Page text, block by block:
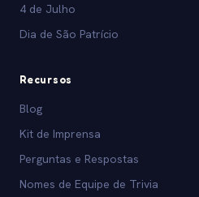
4 de Julho
Dia de São Patrício
Recursos
Blog
Kit de Imprensa
Perguntas e Respostas
Nomes de Equipe de Trivia